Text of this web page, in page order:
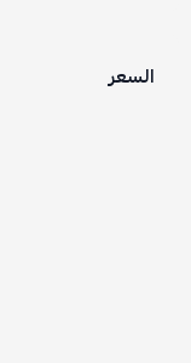
السعر